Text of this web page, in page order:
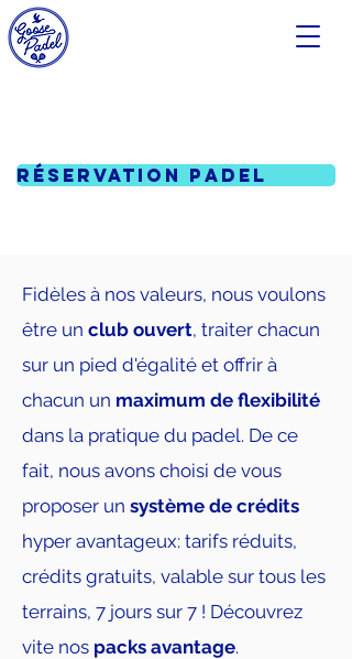
Réservation padel
Fidèles à nos valeurs, nous voulons
être un club ouvert, traiter chacun
sur un pied d'égalité et offrir à
chacun un maximum de flexibilité
dans la pratique du padel. De ce
fait, nous avons choisi de vous
proposer un système de crédits
hyper avantageux: tarifs réduits,
crédits gratuits, valable sur tous les
terrains, 7 jours sur 7 ! Découvrez
vite nos packs avantage.